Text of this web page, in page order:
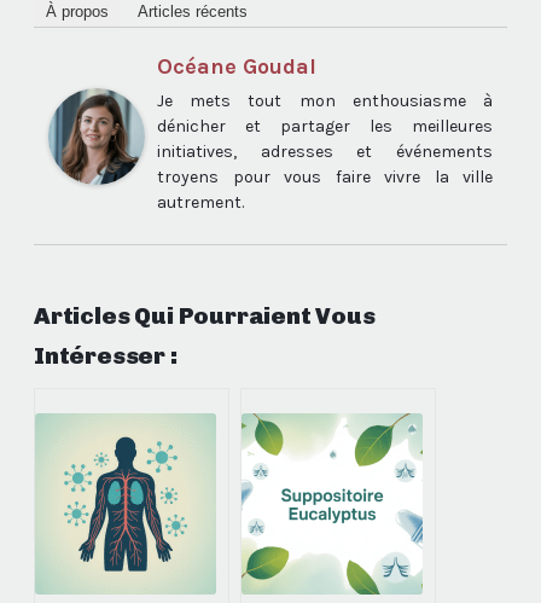
À propos Articles récents
Océane Goudal
Je mets tout mon enthousiasme à
dénicher et partager les meilleures
initiatives, adresses et événements
troyens pour vous faire vivre la ville
autrement.
Articles Qui Pourraient Vous
Intéresser :